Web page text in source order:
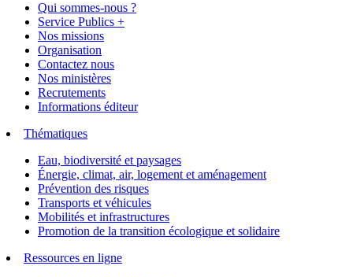
Qui sommes-nous ?
Service Publics +
Nos missions
Organisation
Contactez nous
Nos ministères
Recrutements
Informations éditeur
Thématiques
Eau, biodiversité et paysages
Énergie, climat, air, logement et aménagement
Prévention des risques
Transports et véhicules
Mobilités et infrastructures
Promotion de la transition écologique et solidaire
Ressources en ligne